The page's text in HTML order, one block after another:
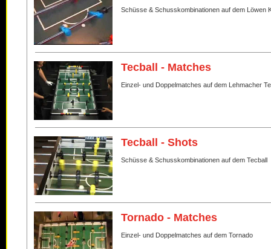
Schüsse & Schusskombinationen auf dem Löwen
Tecball - Matches
Einzel- und Doppelmatches auf dem Lehmacher
Tecball - Shots
Schüsse & Schusskombinationen auf dem Tecball
Tornado - Matches
Einzel- und Doppelmatches auf dem Tornado